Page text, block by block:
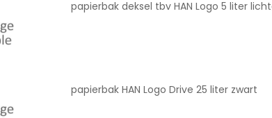
papierbak deksel tbv HAN Logo 5 liter
papierbak HAN Logo Drive 25 liter zwart